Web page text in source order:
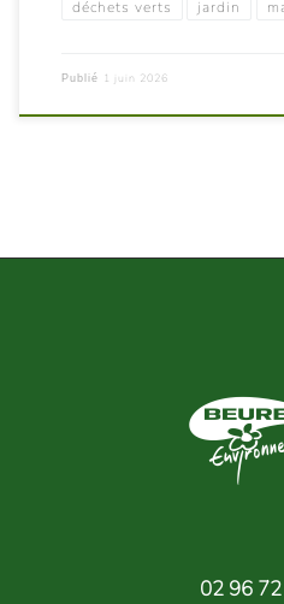
déchets verts jardin
Publié 1 juin 2026
02 96